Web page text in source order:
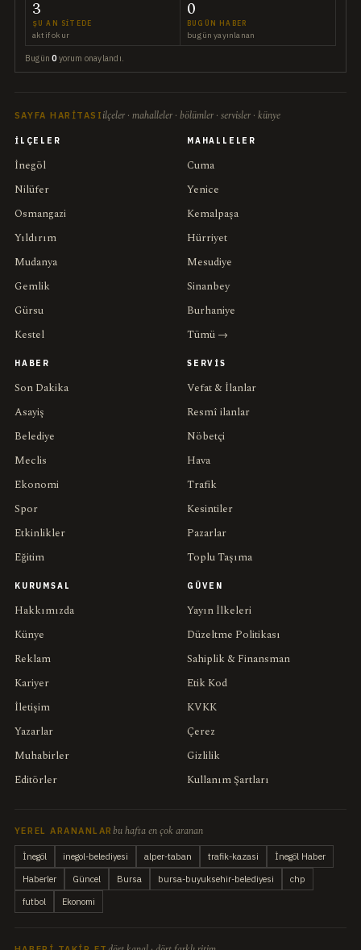
3
ŞU AN SITEDE
aktif okur
0
BUGÜN HABER
bugün yayınlanan
Bugün0 yorum onaylandı.
SAYFA HARITASI ilçeler · mahalleler · bölümler · servisler · künye
İLÇELER
İnegöl
Nilüfer
Osmangazi
Yıldırım
Mudanya
Gemlik
Gürsu
Kestel
MAHALLELER
Cuma
Yenice
Kemalpaşa
Hürriyet
Mesudiye
Sinanbey
Burhaniye
Tümü →
HABER
Son Dakika
Asayiş
Belediye
Meclis
Ekonomi
Spor
Etkinlikler
Eğitim
SERVIS
Vefat & İlanlar
Resmî ilanlar
Nöbetçi
Hava
Trafik
Kesintiler
Pazarlar
Toplu Taşıma
KURUMSAL
Hakkımızda
Künye
Reklam
Kariyer
İletişim
Yazarlar
Muhabirler
Editörler
GÜVEN
Yayın İlkeleri
Düzeltme Politikası
Sahiplik & Finansman
Etik Kod
KVKK
Çerez
Gizlilik
Kullanım Şartları
YEREL ARANANLARbu hafta en çok aranan
İnegöl inegol-belediyesi alper-taban trafik-kazasi
İnegöl Haber
Haberler
Güncel Bursa bursa-buyuksehir-belediyesi
chp
futbol
Ekonomi